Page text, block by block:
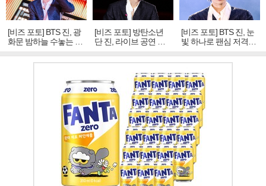
[비즈 포토] BTS 진, 광
화문 밤하늘 수놓는 '비
주얼 킹'의 열창
[비즈 포토] 방탄소년
단 진, 라이브 공연 중
빛나는 독보적 아우라
[비즈 포토] BTS 진, 눈
빛 하나로 팬심 저격…
독보적 카리스마